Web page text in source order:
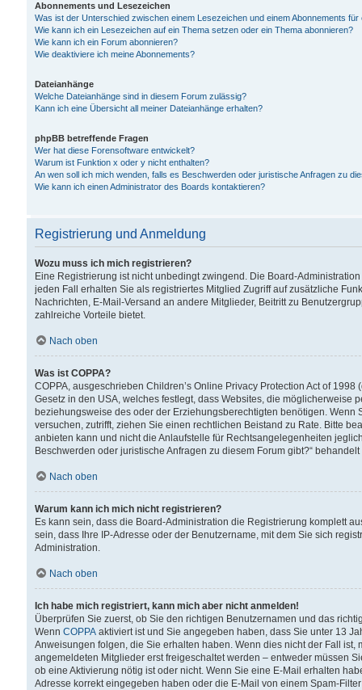
Abonnements und Lesezeichen
Was ist der Unterschied zwischen einem Lesezeichen und einem Abonnements
Wie kann ich ein Lesezeichen auf ein Thema setzen oder ein Thema abonnieren?
Wie kann ich ein Forum abonnieren?
Wie deaktiviere ich meine Abonnements?
Dateianhänge
Welche Dateianhänge sind in diesem Forum zulässig?
Kann ich eine Übersicht all meiner Dateianhänge erhalten?
phpBB betreffende Fragen
Wer hat diese Forensoftware entwickelt?
Warum ist Funktion x oder y nicht enthalten?
An wen soll ich mich wenden, falls es Beschwerden oder juristische Anfragen zu
Wie kann ich einen Administrator des Boards kontaktieren?
Registrierung und Anmeldung
Wozu muss ich mich registrieren?
Eine Registrierung ist nicht unbedingt zwingend. Die Board-
jeden Fall erhalten Sie als registriertes Mitglied Zugriff auf zusätzliche
Nachrichten, E-Mail-Versand an andere Mitglieder, Beitritt zu
zahlreiche Vorteile bietet.
Nach oben
Was ist COPPA?
COPPA, ausgeschrieben Children’s Online Privacy Protection Act of
Gesetz in den USA, welches festlegt, dass Websites, die
beziehungsweise des oder der Erziehungsberechtigten benötigen.
versuchen, zutrifft, ziehen Sie einen rechtlichen Beistand zu Rate. Bitte
anbieten kann und nicht die Anlaufstelle für Rechtsangelegenheiten
Beschwerden oder juristische Anfragen zu diesem Forum gibt?“
Nach oben
Warum kann ich mich nicht registrieren?
Es kann sein, dass die Board-Administration die Registrierung komplett
sein, dass Ihre IP-Adresse oder der Benutzername, mit dem Sie sich
Administration.
Nach oben
Ich habe mich registriert, kann mich aber nicht anmelden!
Überprüfen Sie zuerst, ob Sie den richtigen Benutzernamen und das
Wenn COPPA aktiviert ist und Sie angegeben haben, dass Sie unter 13
Anweisungen folgen, die Sie erhalten haben. Wenn dies nicht der Fall
angemeldeten Mitglieder erst freigeschaltet werden – entweder müssen
ob eine Aktivierung nötig ist oder nicht. Wenn Sie eine E-Mail erhalten
Adresse korrekt eingegeben haben oder die E-Mail von einem Spam-